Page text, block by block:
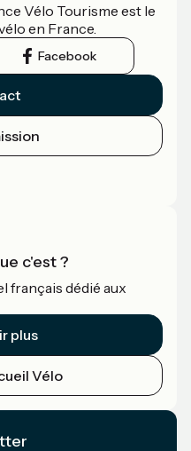
Vélo Tourisme est le
en France.
Facebook
c'est ?
français dédié aux
plus
Vélo